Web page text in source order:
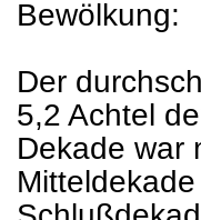
Bewölkung:
Der
5,2 Achtel
Dekade war